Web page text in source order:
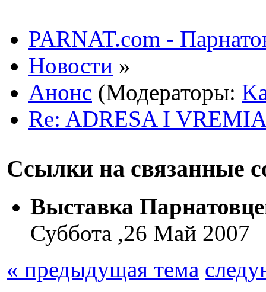
PARNAT.com -
Новости »
Анонс (Модераторы:
Re: ADRESA I
Ссылки на связанные
Выставка
Суббота ,26 Май 2007
« предыдущая тема